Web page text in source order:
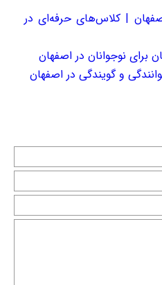
| کلاس‌های حرفه‌ای در
برای نوجوانان در اصفهان
و گویندگی در اصفهان